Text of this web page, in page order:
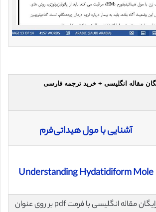
مقاله انگلیسی + خرید ترجمه فارسی
آشنایی با مول هیداتی‌فرم
Understanding Hydatidiform Mole
برای دانلود رایگان مقاله انگلیسی با فرمت pdf بر روی عنوان